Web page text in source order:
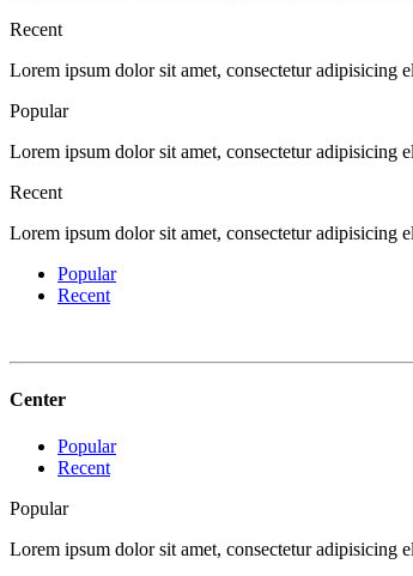
Recent
Lorem ipsum dolor sit amet, consectetur adipisicing
Popular
Lorem ipsum dolor sit amet, consectetur adipisicing
Recent
Lorem ipsum dolor sit amet, consectetur adipisicing
Popular
Recent
Center
Popular
Recent
Popular
Lorem ipsum dolor sit amet, consectetur adipisicing